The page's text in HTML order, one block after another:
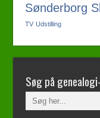
Sønderborg
TV Udstilling
Søg på